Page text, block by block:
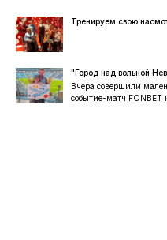
Тренируем свою
"Город над вольной
Вчера совершили
событие-матч FONBET